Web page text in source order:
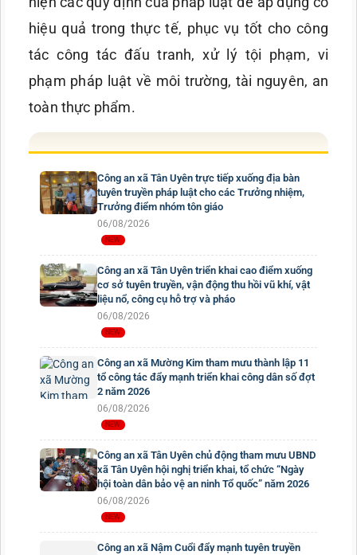
hiệu quả trong thực tế, phục vụ tốt cho công
tác công tác đấu tranh, xử lý tội phạm, vi
phạm pháp luật về môi trường, tài nguyên, an
toàn thực phẩm.
Công an xã Tân Uyên trực tiếp xuống địa bàn
tuyên truyền pháp luật cho các Trưởng nhiệm,
Trưởng điểm nhóm tôn giáo
06/08/2026
Công an xã Tân Uyên triển khai cao điểm xuống
cơ sở tuyên truyền, vận động thu hồi vũ khí, vật
liệu nổ, công cụ hỗ trợ và pháo
06/08/2026
Công an xã Mường Kim tham mưu thành lập 11
tổ công tác đẩy mạnh triển khai công dân số đợt
2 năm 2026
06/08/2026
Công an xã Tân Uyên chủ động tham mưu UBND
xã Tân Uyên hội nghị triển khai, tổ chức “Ngày
hội toàn dân bảo vệ an ninh Tổ quốc” năm 2026
06/08/2026
Công an xã Nậm Cuổi đẩy mạnh tuyên truyền